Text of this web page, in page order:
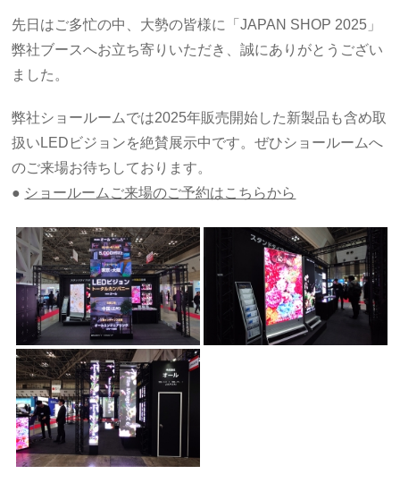
先日はご多忙の中、大勢の皆様に「JAPAN SHOP 2025」
弊社ブースへお立ち寄りいただき、誠にありがとうござい
ました。
弊社ショールームでは2025年販売開始した新製品も含め取
扱いLEDビジョンを絶賛展示中です。ぜひショールームへ
のご来場お待ちしております。
● ショールームご来場のご予約はこちらから